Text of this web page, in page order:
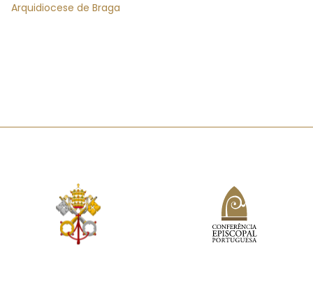
Arquidiocese de Braga